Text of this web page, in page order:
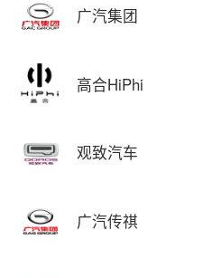
广汽集团
高合HiPhi
观致汽车
广汽传祺